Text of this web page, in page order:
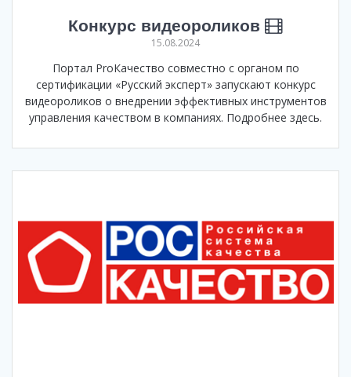
Конкурс видеороликов
15.08.2024
Портал ProКачество совместно с органом по
сертификации «Русский эксперт» запускают конкурс
видеороликов о внедрении эффективных инструментов
управления качеством в компаниях. Подробнее здесь.